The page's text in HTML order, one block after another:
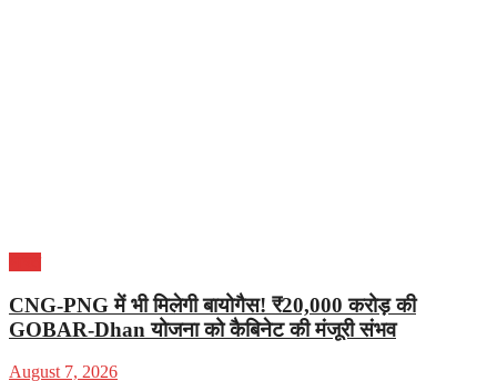
CNG-PNG में भी मिलेगी बायोगैस! ₹20,000 करोड़ की
GOBAR-Dhan योजना को कैबिनेट की मंजूरी संभव
August 7, 2026